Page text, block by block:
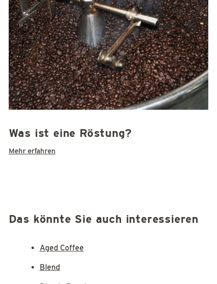
Was ist eine Röstung?
Mehr erfahren
Das könnte Sie auch interessieren
Aged Coffee
Blend